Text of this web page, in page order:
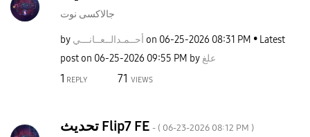
جالاكسى نوت
by أحــمـدالــعــانـــي on ‎06-25-2026 08:31 PM
Latest
post on ‎06-25-2026 09:55 PM by علغ
1 REPLY 71 VIEWS
تحديث Flip7 FE - ( ‎06-23-2026 08:12 PM )